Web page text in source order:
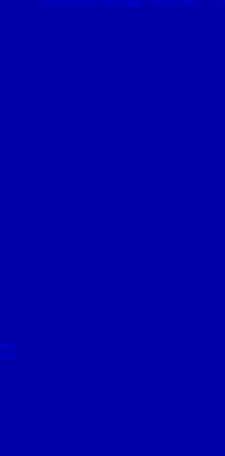
&
ATELIERS ZIGZAG BILLETTERIE TRANSMISSIONS